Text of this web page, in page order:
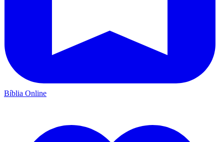
Bíblia Online